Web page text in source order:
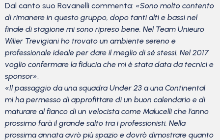
Dal canto suo Ravanelli commenta: «Sono molto contento
di rimanere in questo gruppo, dopo tanti alti e bassi nel
finale di stagione mi sono ripreso bene. Nel Team Unieuro
Wilier Trevigiani ho trovato un ambiente sereno e
professionale ideale per dare il meglio di sé stessi. Nel 2017
voglio confermare la fiducia che mi è stata data da tecnici e
sponsor».
«Il passaggio da una squadra Under 23 a una Continental
mi ha permesso di approfittare di un buon calendario e di
maturare al fianco di un velocista come Malucelli che l’anno
prossimo farà il grande salto tra i professionisti. Nella
prossima annata avrò più spazio e dovrò dimostrare quanto